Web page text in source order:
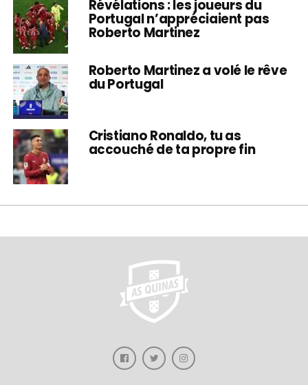
Révélations : les joueurs du
Portugal n’appréciaient pas
Roberto Martinez
Roberto Martinez a volé le rêve
du Portugal
Cristiano Ronaldo, tu as
accouché de ta propre fin